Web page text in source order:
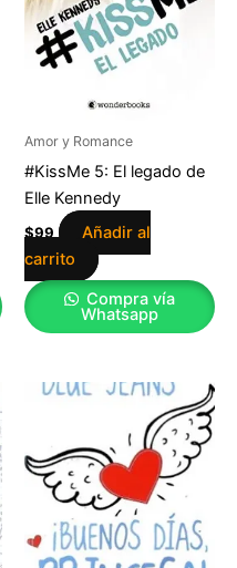
Amor y Romance
#KissMe 5: El legado de
Elle Kennedy
$99
Añadir al
carrito
Compra vía
Whatsapp